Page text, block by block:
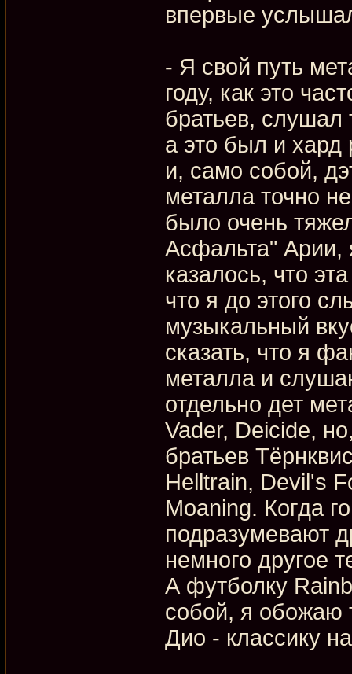
впервые
- Я свой путь
году, как это
братьев, слушал
а это был и хард
и, само собой,
металла точно
было очень
Асфальта" Арии,
казалось, что
что я до этого
музыкальный
сказать, что я
металла и
отдельно дет
Vader, Deicide,
братьев
Helltrain, Devil's
Moaning. Когда
подразумевают
немного другое
А футболку
собой, я обожаю
Дио - классику